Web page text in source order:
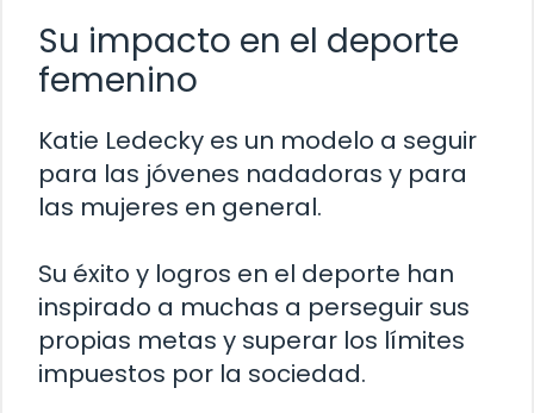
Su impacto en el deporte
femenino
Katie Ledecky es un modelo a seguir
para las jóvenes nadadoras y para
las mujeres en general.
Su éxito y logros en el deporte han
inspirado a muchas a perseguir sus
propias metas y superar los límites
impuestos por la sociedad.